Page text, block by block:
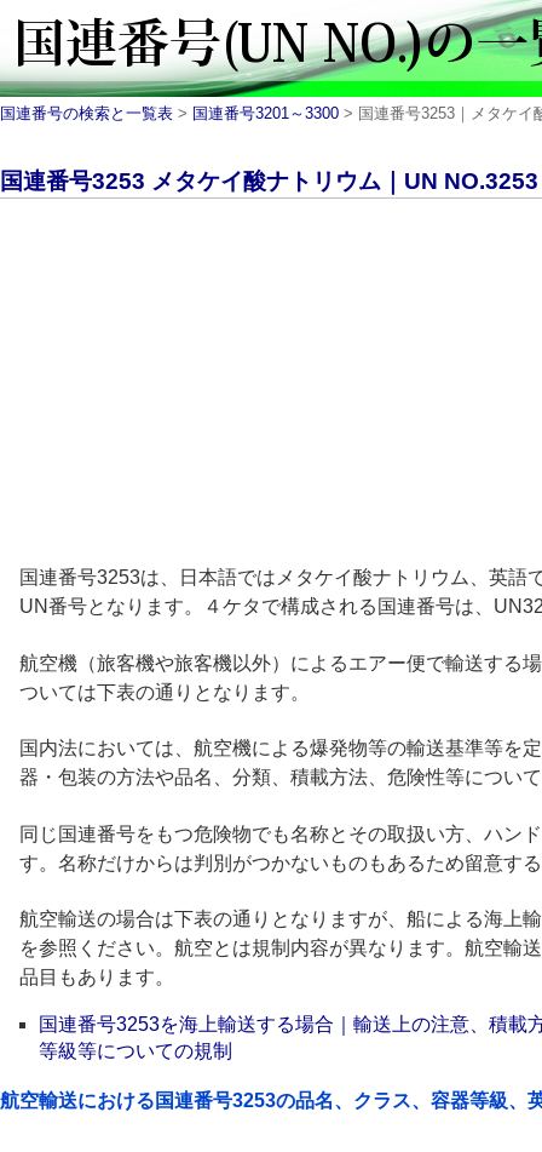
国連番号の検索と一覧表 > 国連番号3201～3300 > 国連番号3253｜メタケイ
国連番号3253 メタケイ酸ナトリウム｜UN
国連番号3253は、日本語ではメタケイ酸ナトリウム、英語
UN番号となります。４ケタで構成される国連番号は、
航空機（旅客機や旅客機以外）によるエアー便で輸送する
ついては下表の通りとなります。
国内法においては、航空機による爆発物等の輸送基準等を
器・包装の方法や品名、分類、積載方法、危険性等につい
同じ国連番号をもつ危険物でも名称とその取扱い方、ハン
す。名称だけからは判別がつかないものもあるため留意す
航空輸送の場合は下表の通りとなりますが、船による海上
を参照ください。航空とは規制内容が異なります。航空輸
品目もあります。
国連番号3253を海上輸送する場合｜輸送上の注意、積載
等級等についての規制
航空輸送における国連番号3253の品名、クラス、容器等級、